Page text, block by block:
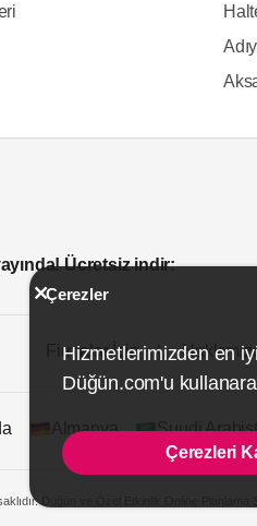
Ücretsiz indir:
Firmalar İçin
Almanya Suudi
Düğün ve Özel Etkinlik Online Planlama
Çerezler
Hizmetlerimizden en
Düğün.com'u
Çerezleri